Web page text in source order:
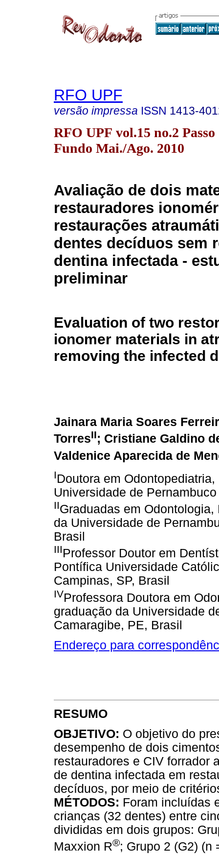
RFO UPF
versão impressa ISSN 1413-
RFO UPF vol.15 no.2 Passo
Fundo Mai./Ago. 2010
Avaliação de dois
restauradores
restaurações
dentes decíduos sem
dentina infectada -
preliminar
Evaluation of two
ionomer materials in
removing the infected
Jainara Maria Soares
TorresII; Cristiane Galdino
Valdenice Aparecida de
IDoutora em
Universidade de
IIGraduadas em
da Universidade de
Brasil
IIIProfessor Doutor em
Pontífica Universidade
Campinas, SP, Brasil
IVProfessora Doutora em
graduação da Universidade
Camaragibe, PE, Brasil
Endereço para
RESUMO
OBJETIVO: O objetivo do
desempenho de dois
restauradores e CIV forrador
de dentina infectada em
decíduos, por meio de
MÉTODOS: Foram incluídas
crianças (32 dentes) entre
divididas em dois grupos:
Maxxion R®; Grupo 2 (G2) (n